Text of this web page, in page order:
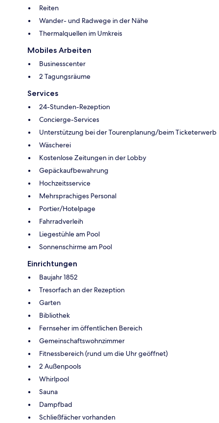
Reiten
Wander- und Radwege in der Nähe
Thermalquellen im Umkreis
Mobiles Arbeiten
Businesscenter
2 Tagungsräume
Services
24-Stunden-Rezeption
Concierge-Services
Unterstützung bei der Tourenplanung/beim Ticketerwerb
Wäscherei
Kostenlose Zeitungen in der Lobby
Gepäckaufbewahrung
Hochzeitsservice
Mehrsprachiges Personal
Portier/Hotelpage
Fahrradverleih
Liegestühle am Pool
Sonnenschirme am Pool
Einrichtungen
Baujahr 1852
Tresorfach an der Rezeption
Garten
Bibliothek
Fernseher im öffentlichen Bereich
Gemeinschaftswohnzimmer
Fitnessbereich (rund um die Uhr geöffnet)
2 Außenpools
Whirlpool
Sauna
Dampfbad
Schließfächer vorhanden